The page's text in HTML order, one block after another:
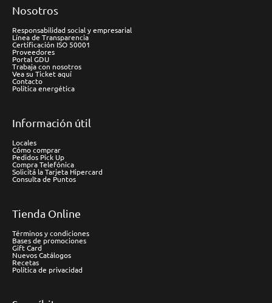
Nosotros
Responsabilidad social y empresarial
Línea de Transparencia
Certificación ISO 50001
Proveedores
Portal GDU
Trabaja con nosotros
Vea su Ticket aquí
Contacto
Política energética
Información útil
Locales
Cómo comprar
Pedidos Pick Up
Compra Telefónica
Solicitá la Tarjeta Hipercard
Consulta de Puntos
Tienda Online
Términos y condiciones
Bases de promociones
Gift Card
Nuevos Catálogos
Recetas
Política de privacidad